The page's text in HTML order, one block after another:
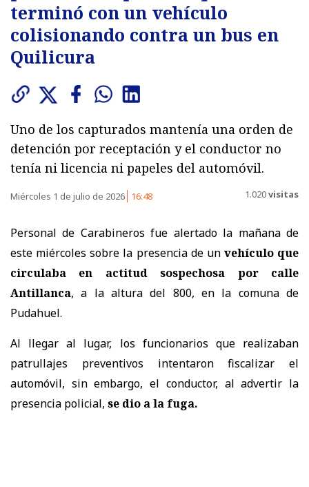
terminó con un vehículo
colisionando contra un bus en
Quilicura
Uno de los capturados mantenía una orden de
detención por receptación y el conductor no
tenía ni licencia ni papeles del automóvil.
Miércoles 1 de julio de 2026 16:48 1.020visitas
Personal de Carabineros fue alertado la mañana de
este miércoles sobre la presencia de un vehículo que
circulaba en actitud sospechosa por calle
Antillanca, a la altura del 800, en la comuna de
Pudahuel.
Al llegar al lugar, los funcionarios que realizaban
patrullajes preventivos intentaron fiscalizar el
automóvil, sin embargo, el conductor, al advertir la
presencia policial, se dio a la fuga.